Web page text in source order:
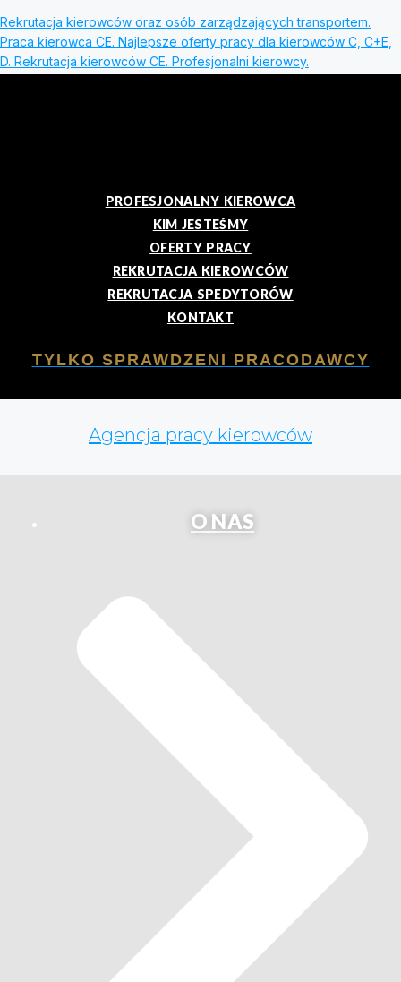
Rekrutacja kierowców oraz osób zarządzających transportem.
Praca kierowca CE. Najlepsze oferty pracy dla kierowców C, C+E,
D. Rekrutacja kierowców CE. Profesjonalni kierowcy.
PROFESJONALNY KIEROWCA
KIM JESTEŚMY
OFERTY PRACY
REKRUTACJA KIEROWCÓW
REKRUTACJA SPEDYTORÓW
KONTAKT
TYLKO SPRAWDZENI PRACODAWCY
Agencja pracy kierowców
O NAS